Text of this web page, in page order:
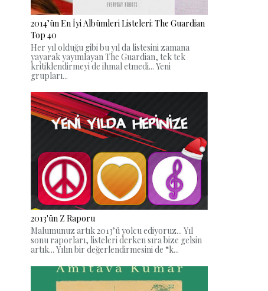
2014’ün En İyi Albümleri Listeleri: The Guardian
Top 40
Her yıl olduğu gibi bu yıl da listesini zamana
yayarak yayımlayan The Guardian, tek tek
kritiklendirmeyi de ihmal etmedi... Yeni
grupları...
2013'ün Z Raporu
Malumunuz artık 2013’ü yolcu ediyoruz... Yıl
sonu raporları, listeleri derken sıra bize gelsin
artık... Yılın bir değerlendirmesini de “k...